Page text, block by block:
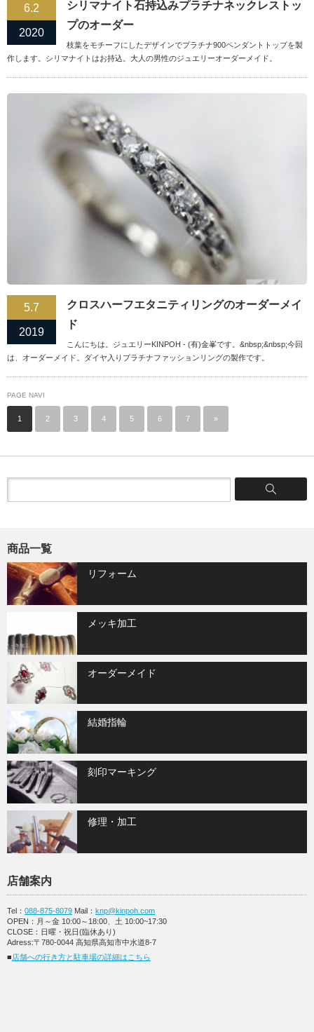
6.2
2020
シリマナイト石持込みプラチナネックレストッ
プのオーダー
枝葉をモチーフにしたデザインでプラチナ900ペンダントトップを製
作します。シリマナイトはお持込。大人の男性のジュエリーオーダーメイド。
5.7
2019
クロスハーフエタニティリングのオーダーメイ
ド
こんにちは。ジュエリーKINPOH - (有)金峯です。&nbsp;&nbsp;今回
は、オーダーメイド。ダイヤ入りプラチナファッションリングの製作です。
PAGE NAVI
1 2 3 4 5 6 7 »
商品一覧
リフォーム
メッキ加工
オーダーメイド
結婚指輪
刻印マーキング
修理・加工
店舗案内
Tel： 088-875-8079 Mail： knp@kinpoh.com
OPEN：月～金 10:00～18:00、土 10:00~17:30
CLOSE：日曜・祝日(臨休あり)
Adress:〒780-0044 高知県高知市中水道8-7
■店舗への行き方と駐車場の詳細はこちら